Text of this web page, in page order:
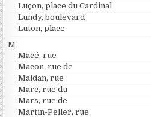
Luçon, place du Cardinal
Lundy, boulevard
Luton, place
M
Macé, rue
Macon, rue de
Maldan, rue
Marc, rue du
Mars, rue de
Martin-Peller, rue